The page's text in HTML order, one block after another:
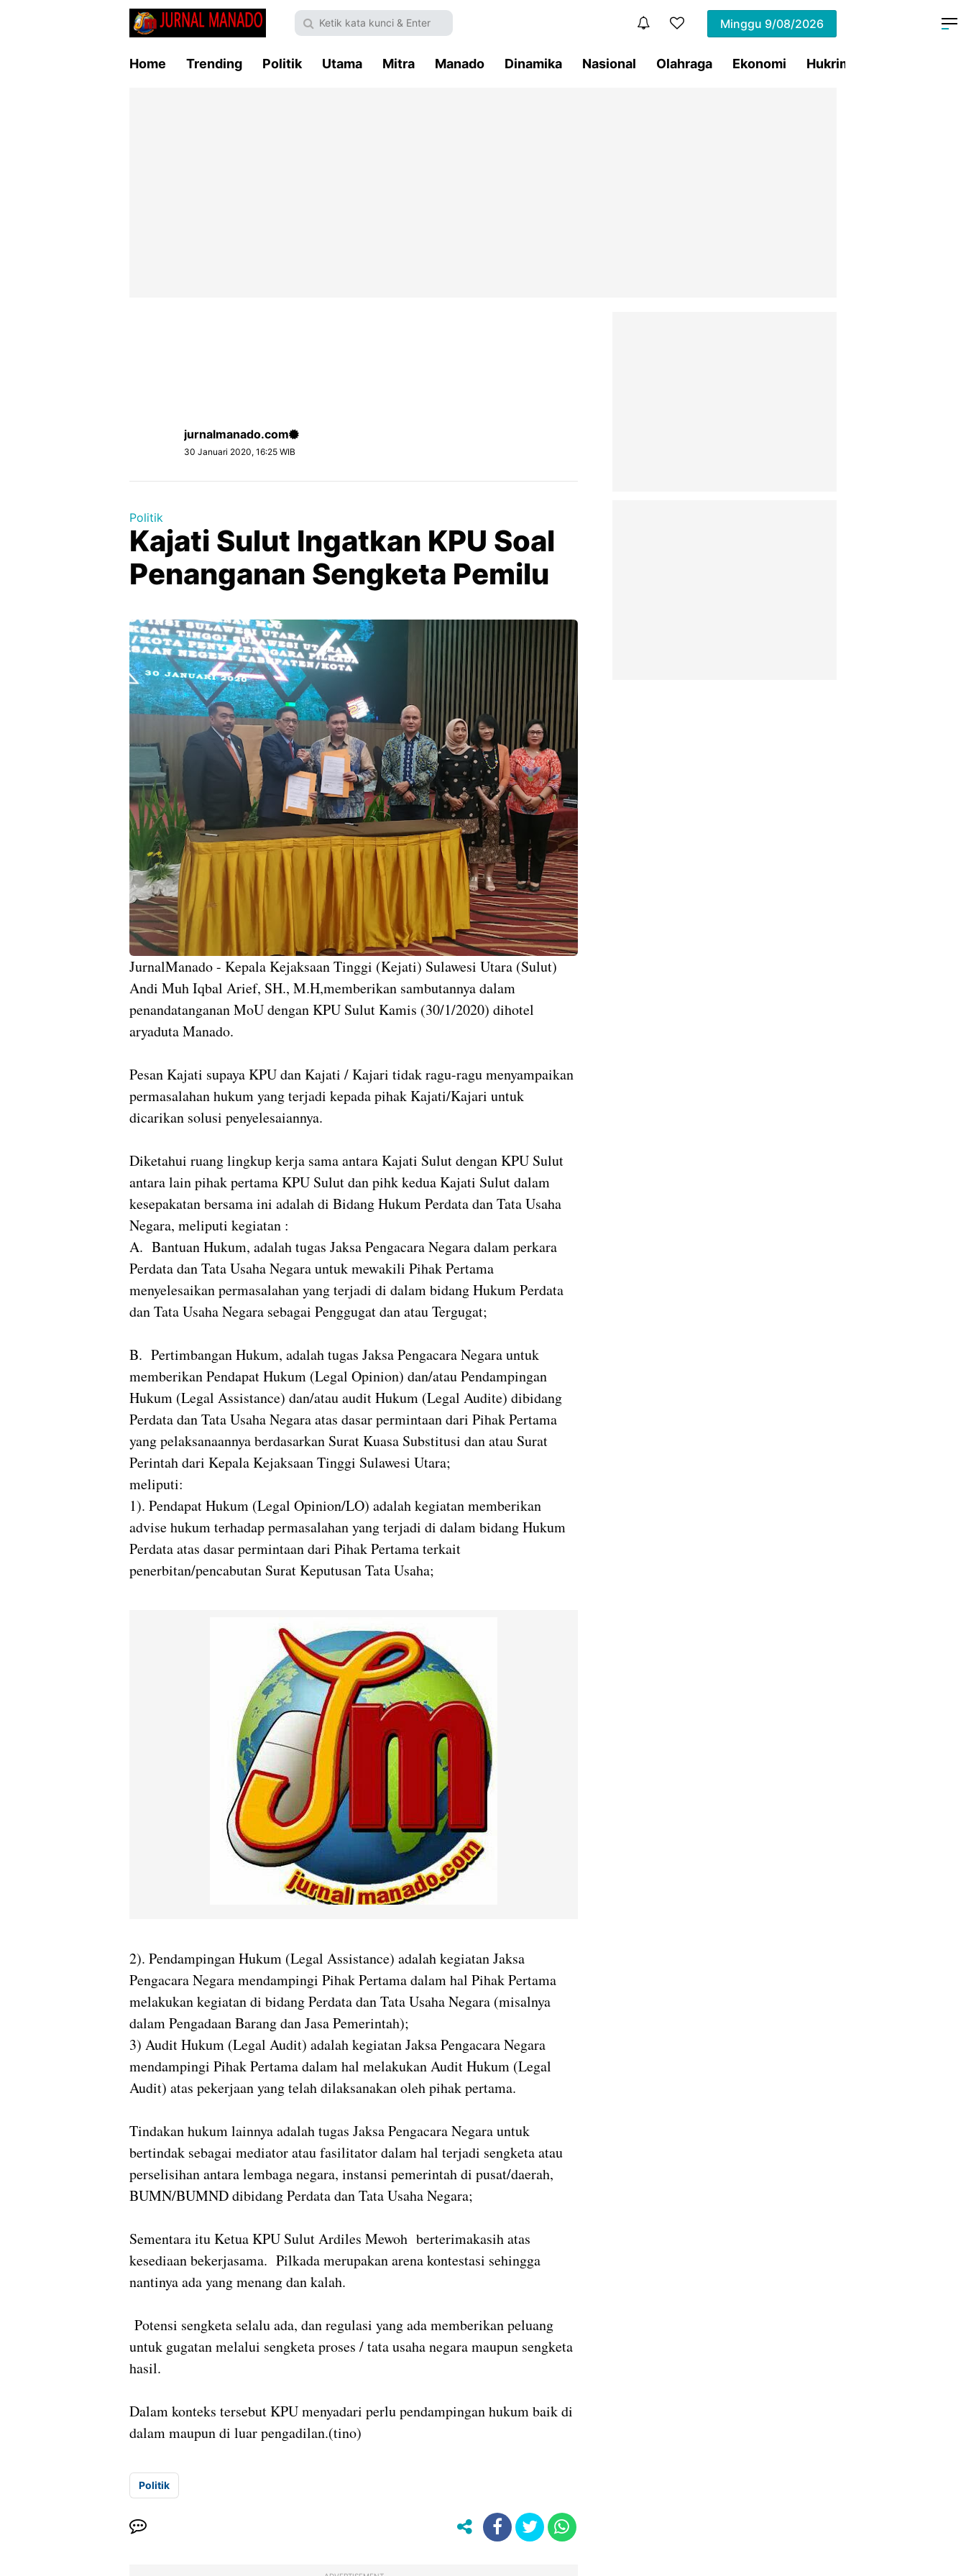
Minggu 9/08/2026
Home Trending Politik Utama Mitra Manado Dinamika Nasional Olahraga Ekonomi Hukrim
jurnalmanado.com
30 Januari 2020, 16:25 WIB
Politik
Kajati Sulut Ingatkan KPU Soal
Penanganan Sengketa Pemilu
JurnalManado - Kepala Kejaksaan Tinggi (Kejati) Sulawesi Utara (Sulut)
Andi Muh Iqbal Arief, SH., M.H,memberikan sambutannya dalam
penandatanganan MoU dengan KPU Sulut Kamis (30/1/2020) dihotel
aryaduta Manado.
Pesan Kajati supaya KPU dan Kajati / Kajari tidak ragu-ragu menyampaikan
permasalahan hukum yang terjadi kepada pihak Kajati/Kajari untuk
dicarikan solusi penyelesaiannya.
Diketahui ruang lingkup kerja sama antara Kajati Sulut dengan KPU Sulut
antara lain pihak pertama KPU Sulut dan pihk kedua Kajati Sulut dalam
kesepakatan bersama ini adalah di Bidang Hukum Perdata dan Tata Usaha
Negara, meliputi kegiatan :
A. Bantuan Hukum, adalah tugas Jaksa Pengacara Negara dalam perkara
Perdata dan Tata Usaha Negara untuk mewakili Pihak Pertama
menyelesaikan permasalahan yang terjadi di dalam bidang Hukum Perdata
dan Tata Usaha Negara sebagai Penggugat dan atau Tergugat;
B. Pertimbangan Hukum, adalah tugas Jaksa Pengacara Negara untuk
memberikan Pendapat Hukum (Legal Opinion) dan/atau Pendampingan
Hukum (Legal Assistance) dan/atau audit Hukum (Legal Audite) dibidang
Perdata dan Tata Usaha Negara atas dasar permintaan dari Pihak Pertama
yang pelaksanaannya berdasarkan Surat Kuasa Substitusi dan atau Surat
Perintah dari Kepala Kejaksaan Tinggi Sulawesi Utara;
meliputi:
1). Pendapat Hukum (Legal Opinion/LO) adalah kegiatan memberikan
advise hukum terhadap permasalahan yang terjadi di dalam bidang Hukum
Perdata atas dasar permintaan dari Pihak Pertama terkait
penerbitan/pencabutan Surat Keputusan Tata Usaha;
2). Pendampingan Hukum (Legal Assistance) adalah kegiatan Jaksa
Pengacara Negara mendampingi Pihak Pertama dalam hal Pihak Pertama
melakukan kegiatan di bidang Perdata dan Tata Usaha Negara (misalnya
dalam Pengadaan Barang dan Jasa Pemerintah);
3) Audit Hukum (Legal Audit) adalah kegiatan Jaksa Pengacara Negara
mendampingi Pihak Pertama dalam hal melakukan Audit Hukum (Legal
Audit) atas pekerjaan yang telah dilaksanakan oleh pihak pertama.
Tindakan hukum lainnya adalah tugas Jaksa Pengacara Negara untuk
bertindak sebagai mediator atau fasilitator dalam hal terjadi sengketa atau
perselisihan antara lembaga negara, instansi pemerintah di pusat/daerah,
BUMN/BUMND dibidang Perdata dan Tata Usaha Negara;
Sementara itu Ketua KPU Sulut Ardiles Mewoh berterimakasih atas
kesediaan bekerjasama. Pilkada merupakan arena kontestasi sehingga
nantinya ada yang menang dan kalah.
Potensi sengketa selalu ada, dan regulasi yang ada memberikan peluang
untuk gugatan melalui sengketa proses / tata usaha negara maupun sengketa
hasil.
Dalam konteks tersebut KPU menyadari perlu pendampingan hukum baik di
dalam maupun di luar pengadilan.(tino)
Politik